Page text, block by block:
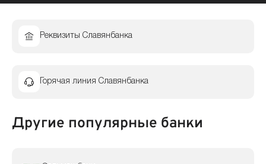
Реквизиты Славянбанка
Горячая линия Славянбанка
Другие популярные банки